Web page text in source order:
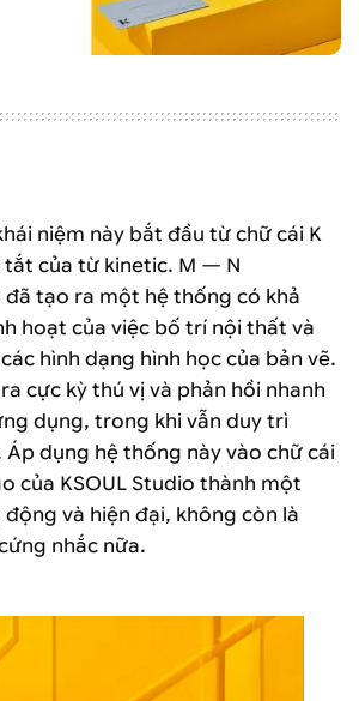
niệm này bắt đầu từ chữ cái K
của từ kinetic. M — N
đã tạo ra một hệ thống có khả
hoạt của việc bố trí nội thất và
hình dạng hình học của bản vẽ.
cực kỳ thú vị và phản hồi nhanh
dụng, trong khi vẫn duy trì
dụng hệ thống này vào chữ cái
của KSOUL Studio thành một
và hiện đại, không còn là
nhắc nữa.